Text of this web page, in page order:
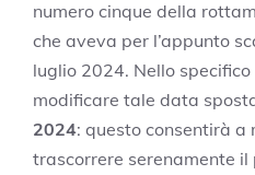
numero cinque della
che aveva per l’appunto
luglio 2024. Nello specifico
modificare tale data
2024: questo consentirà
trascorrere serenamente il